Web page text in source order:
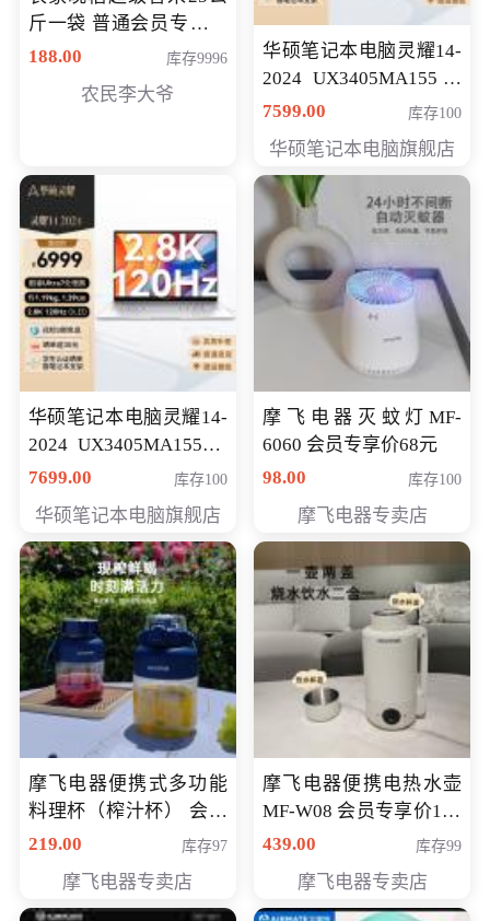
斤一袋 普通会员专享价
格178元
188.00 库存9996
农民李大爷
华硕笔记本电脑灵耀14-
2024 UX3405MA155冰
川银 oled 智慧轻薄本 会
7599.00 库存100
华硕笔记本电脑旗舰店
华硕笔记本电脑灵耀14-
2024 UX3405MA155夜
空蓝 oled 智慧轻薄本 会
7699.00 库存100
华硕笔记本电脑旗舰店
摩飞电器灭蚊灯MF-
6060 会员专享价68元
98.00
库存100
摩飞电器专卖店
摩飞电器便携式多功能
料理杯（榨汁杯） 会员
专享价118元
219.00 库存97
摩飞电器专卖店
摩飞电器便携电热水壶
MF-W08 会员专享价198
元
439.00 库存99
摩飞电器专卖店